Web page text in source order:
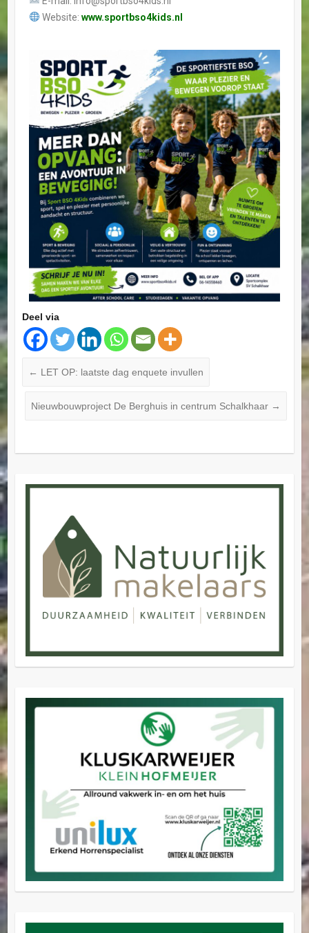
Website: www.sportbso4kids.nl
Deel via
← LET OP: laatste dag enquete invullen
Nieuwbouwproject De Berghuis in centrum Schalkhaar →